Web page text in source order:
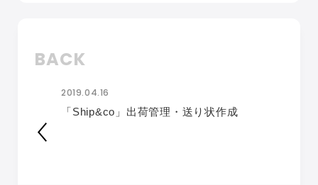
BACK
2019.04.16
「Ship&co」出荷管理・送り状作成